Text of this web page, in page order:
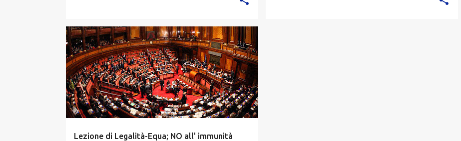
Lezione di Legalità-Equa; NO all' immunità